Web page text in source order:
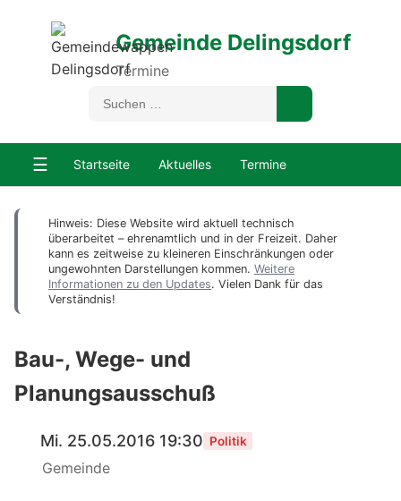
Gemeinde Delingsdorf
Termine
☰ Startseite Aktuelles Termine
Hinweis: Diese Website wird aktuell technisch
überarbeitet – ehrenamtlich und in der Freizeit. Daher
kann es zeitweise zu kleineren Einschränkungen oder
ungewohnten Darstellungen kommen. Weitere
Informationen zu den Updates. Vielen Dank für das
Verständnis!
Bau-, Wege- und
Planungsausschuß
Mi. 25.05.2016 19:30 Politik
Gemeinde